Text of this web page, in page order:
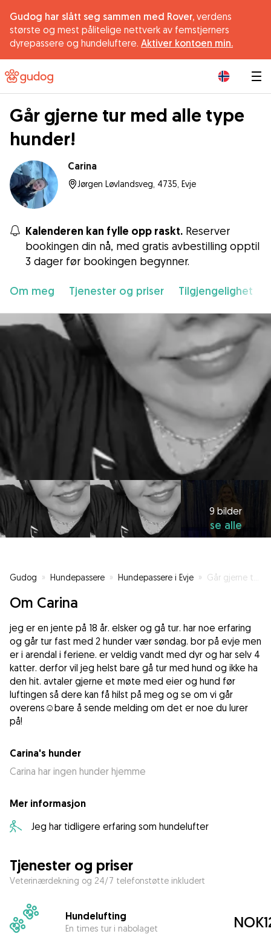
Gudog har slått seg sammen med Rover, verdens
største og mest pålitelige nettverk av femstjerners
dyrepassere og hundeluftere. Aktiver kontoen min.
Går gjerne tur med alle type
hunder!
Carina
Jørgen Løvlandsveg, 4735, Evje
Kalenderen kan fylle opp raskt. Reserver
bookingen din nå, med gratis avbestilling opptil
3 dager før bookingen begynner.
Om meg Tjenester og priser Tilgjengelighet
9 bilder
se alle
Gudog » Hundepassere » Hundepassere i Evje » Går gjerne tur med alle type hunder!
Om Carina
jeg er en jente på 18 år. elsker og gå tur. har noe erfaring
og går tur fast med 2 hunder vær søndag. bor på evje men
er i arendal i feriene. er veldig vandt med dyr og har selv 4
katter. derfor vil jeg helst bare gå tur med hund og ikke ha
den hit. avtaler gjerne et møte med eier og hund før
luftingen så dere kan få hilst på meg og se om vi går
overens☺️bare å sende melding om det er noe du lurer
på!
Carina's hunder
Carina har ingen hunder hjemme
Mer informasjon
Jeg har tidligere erfaring som hundelufter
Tjenester og priser
Veterinærdekning og 24/7 telefonstøtte inkludert
Hundelufting
En times tur i nabolaget